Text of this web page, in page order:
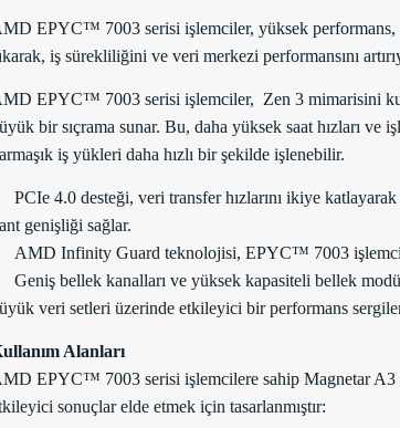
EPYC™ 7003 serisi işlemciler, yüksek
iş sürekliliğini ve veri merkezi performansını
EPYC™ 7003 serisi işlemciler, Zen 3 mimarisini
bir sıçrama sunar. Bu, daha yüksek saat hızları ve
iş yükleri daha hızlı bir şekilde işlenebilir.
PCIe 4.0 desteği, veri transfer hızlarını ikiye
genişliği sağlar.
AMD Infinity Guard teknolojisi, EPYC™ 7003
Geniş bellek kanalları ve yüksek kapasiteli bellek
veri setleri üzerinde etkileyici bir performans
Alanları
EPYC™ 7003 serisi işlemcilere sahip Magnetar A3
sonuçlar elde etmek için tasarlanmıştır: